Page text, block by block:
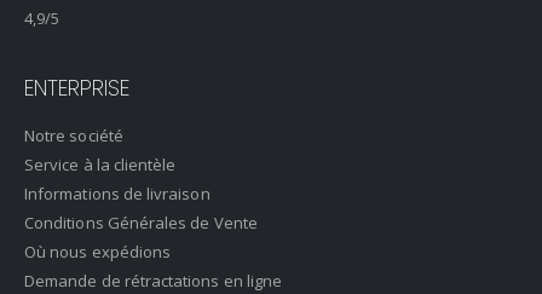
4,9/5
ENTERPRISE
Notre société
Service à la clientèle
Informations de livraison
Conditions Générales de Vente
Où nous expédions
Demande de rétractations en ligne